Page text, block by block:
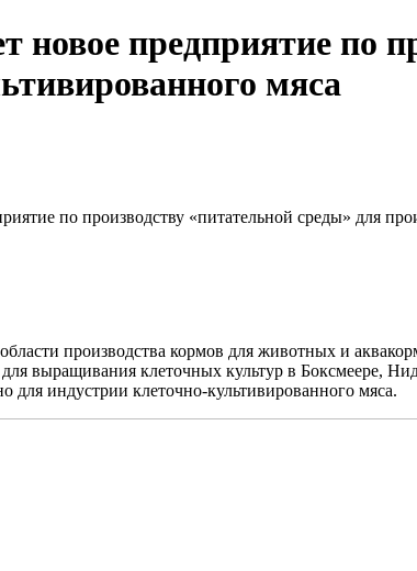
новое предприятие по
мяса
по производству «питательной среды» для
производства кормов для животных и
выращивания клеточных культур в Боксмеере,
для индустрии клеточно-культивированного мяса.